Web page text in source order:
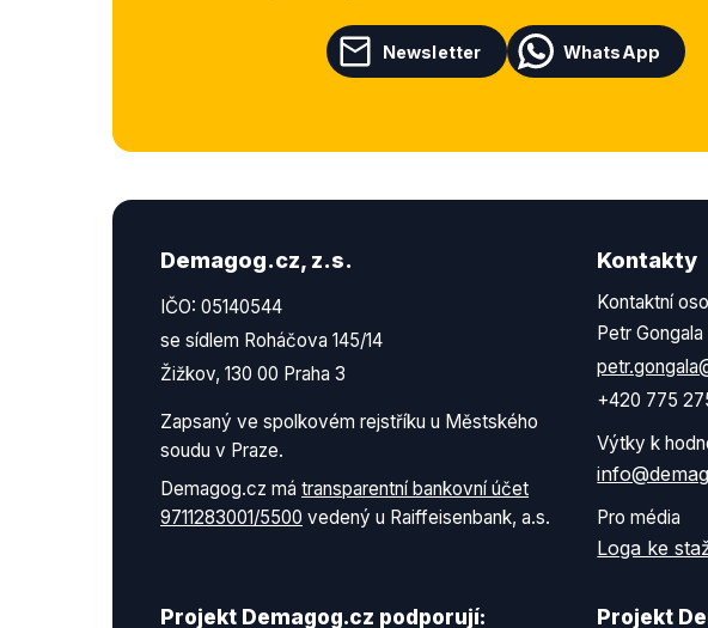
Newsletter WhatsApp
Demagog.cz, z.s.
IČO: 05140544
se sídlem Roháčova 145/14
Žižkov, 130 00 Praha 3
Zapsaný ve spolkovém rejstříku u Městského
soudu v Praze.
Demagog.cz má transparentní bankovní účet
9711283001/5500 vedený u Raiffeisenbank, a.s.
Kontakty
Kontaktní
Petr
+420 775
Výtky k
Pro média
Loga ke
Projekt Demagog.cz podporují: Projekt